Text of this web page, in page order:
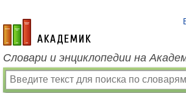
academic.ru
Словари и энциклопедии на